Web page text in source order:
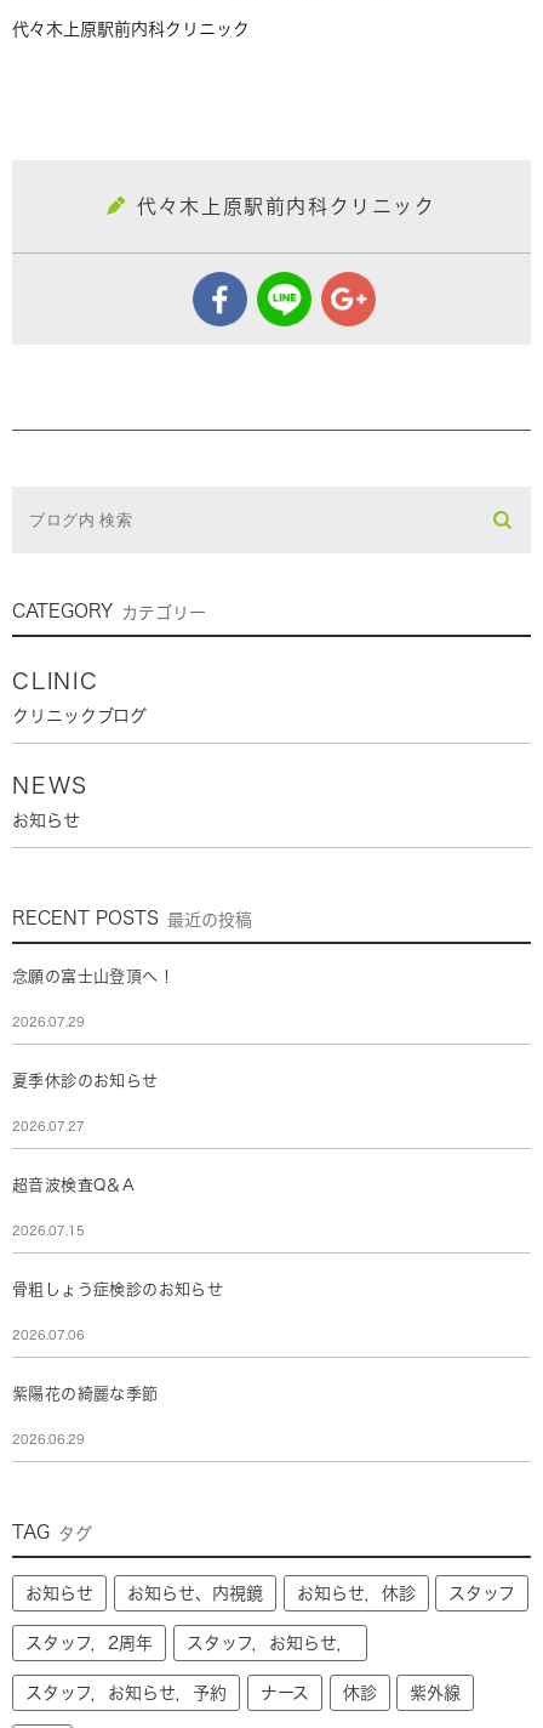
代々木上原駅前内科クリニック
代々木上原駅前内科クリニック
CATEGORY カテゴリー
CLINIC
クリニックブログ
NEWS
お知らせ
RECENT POSTS 最近の投稿
念願の富士山登頂へ！
2026.07.29
夏季休診のお知らせ
2026.07.27
超音波検査Q＆A
2026.07.15
骨粗しょう症検診のお知らせ
2026.07.06
紫陽花の綺麗な季節
2026.06.29
TAG タグ
お知らせ お知らせ、内視鏡 お知らせ，休診 スタッフ
スタッフ，2周年 スタッフ，お知らせ，
スタッフ，お知らせ，予約 ナース 休診 紫外線